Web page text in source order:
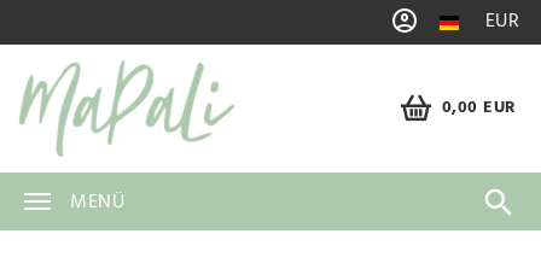
EUR
0,00 EUR
MENÜ